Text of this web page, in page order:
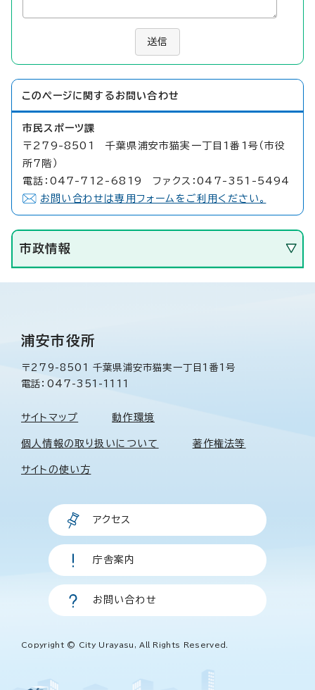
送信
このページに関する お問い合わせ
市民スポーツ課
〒279-8501 千葉県浦安市猫実一丁目1番1号（市役
所7階）
電話：047-712-6819 ファクス：047-351-5494
お問い合わせは専用フォームをご利用ください。
市政情報
浦安市役所
〒279-8501 千葉県浦安市猫実一丁目1番1号
電話：047-351-1111
サイトマップ 動作環境
個人情報の取り扱いについて 著作権法等
サイトの使い方
アクセス
庁舎案内
お問い合わせ
Copyright © City Urayasu, All Rights Reserved.